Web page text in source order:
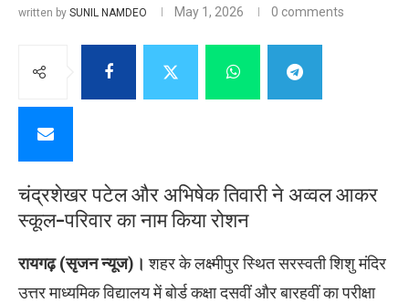
written by SUNIL NAMDEO May 1, 2026 0 comments
चंद्रशेखर पटेल और अभिषेक तिवारी ने अव्वल आकर
स्कूल-परिवार का नाम किया रोशन
रायगढ़ (सृजन न्यूज)। शहर के लक्ष्मीपुर स्थित सरस्वती शिशु मंदिर
उत्तर माध्यमिक विद्यालय में बोर्ड कक्षा दसवीं और बारहवीं का परीक्षा